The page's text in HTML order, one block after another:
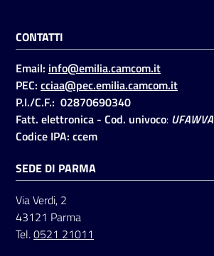
Accedi
Registrati
CONTATTI
Email: info@emilia.camcom.it
PEC: cciaa@pec.emilia.camcom.it
P.I./C.F.: 02870690340
Fatt. elettronica - Cod. univoco: UFAWVA
Codice IPA: ccem
SEDE DI PARMA
Via Verdi, 2
43121 Parma
Tel.0521 21011